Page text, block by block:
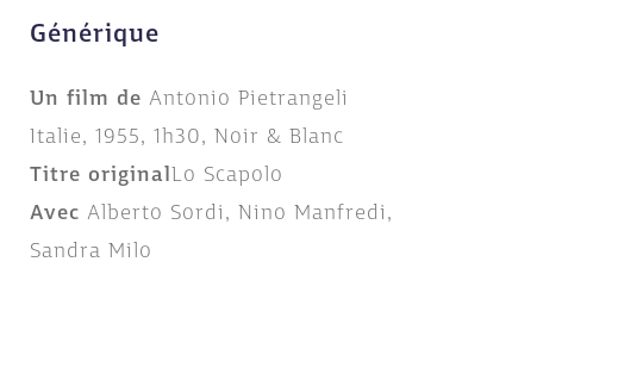
Générique
Un film de Antonio Pietrangeli
Italie, 1955, 1h30, Noir & Blanc
Titre originalLo Scapolo
Avec Alberto Sordi, Nino Manfredi,
Sandra Milo